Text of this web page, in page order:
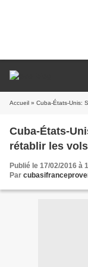
Accueil » Cuba-États-Unis:
Cuba-États-
rétablir les
Publié le 17/02/2016 à
Par